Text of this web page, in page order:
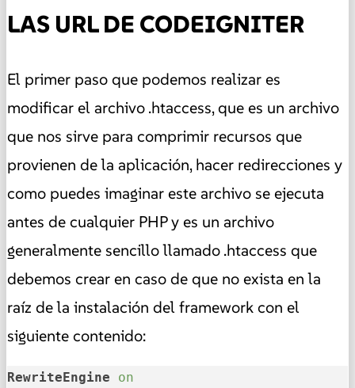
LAS URL DE CODEIGNITER
El primer paso que podemos realizar es
modificar el archivo .htaccess, que es un archivo
que nos sirve para comprimir recursos que
provienen de la aplicación, hacer redirecciones y
como puedes imaginar este archivo se ejecuta
antes de cualquier PHP y es un archivo
generalmente sencillo llamado .htaccess que
debemos crear en caso de que no exista en la
raíz de la instalación del framework con el
siguiente contenido:
RewriteEngine
on